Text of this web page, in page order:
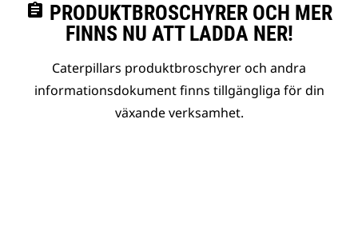
assignment PRODUKTBROSCHYRER OCH MER
FINNS NU ATT LADDA NER!
Caterpillars produktbroschyrer och andra
informationsdokument finns tillgängliga för din
växande verksamhet.